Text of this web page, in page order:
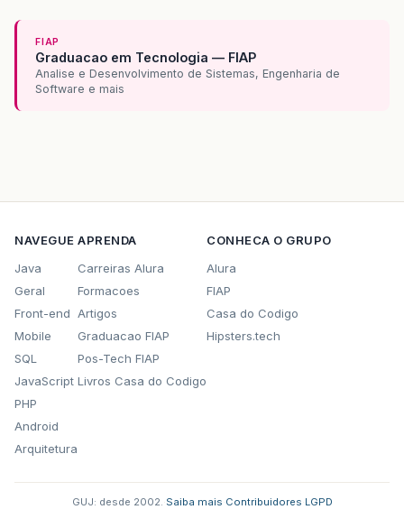
FIAP
Graduacao em Tecnologia — FIAP
Analise e Desenvolvimento de Sistemas, Engenharia de
Software e mais
NAVEGUE
Java
Geral
Front-end
Mobile
SQL
JavaScript
PHP
Android
Arquitetura
APRENDA
Carreiras Alura
Formacoes
Artigos
Graduacao FIAP
Pos-Tech FIAP
Livros Casa do Codigo
CONHECA O GRUPO
Alura
FIAP
Casa do Codigo
Hipsters.tech
GUJ: desde 2002. Saiba mais Contribuidores LGPD